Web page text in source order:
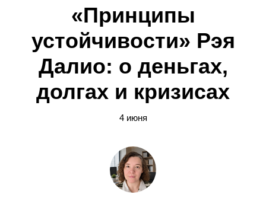
«Принципы
устойчивости» Рэя
Далио: о деньгах,
долгах и кризисах
4 июня